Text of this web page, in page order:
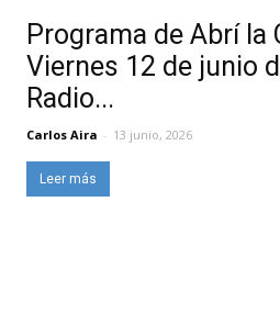
Programa de Abrí la
Viernes 12 de junio
Radio...
Carlos Aira - 13 junio, 2026
Leer más